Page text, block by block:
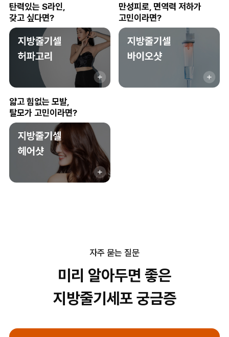
탄력있는 S라인,
갖고 싶다면?
만성피로, 면역력 저하가
고민이라면?
얇고 힘없는 모발,
탈모가 고민이라면?
자주 묻는 질문
미리 알아두면 좋은
지방줄기세포 궁금증